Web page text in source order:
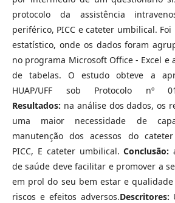
protocolo da assistência
periférico, PICC e cateter umbilical.
estatístico, onde os dados foram
no programa Microsoft Office - Excel e
de tabelas. O estudo obteve a
HUAP/UFF sob Protocolo nº
Resultados: na análise dos dados, os
uma maior necessidade de
manutenção dos acessos do
PICC, E cateter umbilical.Conclusão:
de saúde deve facilitar e promover a
em prol do seu bem estar e
riscos e efeitos adversos.Descritores: